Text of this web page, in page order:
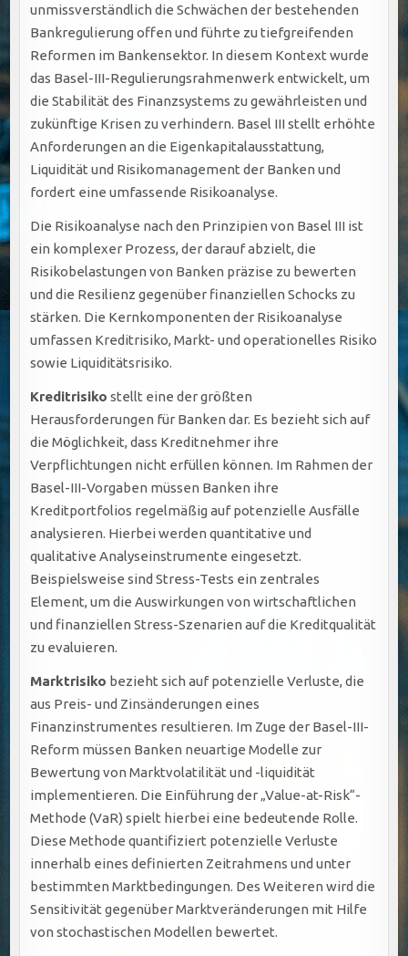
unmissverständlich die Schwächen der bestehenden
Bankregulierung offen und führte zu tiefgreifenden
Reformen im Bankensektor. In diesem Kontext wurde
das Basel-III-Regulierungsrahmenwerk entwickelt, um
die Stabilität des Finanzsystems zu gewährleisten und
zukünftige Krisen zu verhindern. Basel III stellt erhöhte
Anforderungen an die Eigenkapitalausstattung,
Liquidität und Risikomanagement der Banken und
fordert eine umfassende Risikoanalyse.
Die Risikoanalyse nach den Prinzipien von Basel III ist
ein komplexer Prozess, der darauf abzielt, die
Risikobelastungen von Banken präzise zu bewerten
und die Resilienz gegenüber finanziellen Schocks zu
stärken. Die Kernkomponenten der Risikoanalyse
umfassen Kreditrisiko, Markt- und operationelles Risiko
sowie Liquiditätsrisiko.
Kreditrisiko stellt eine der größten
Herausforderungen für Banken dar. Es bezieht sich auf
die Möglichkeit, dass Kreditnehmer ihre
Verpflichtungen nicht erfüllen können. Im Rahmen der
Basel-III-Vorgaben müssen Banken ihre
Kreditportfolios regelmäßig auf potenzielle Ausfälle
analysieren. Hierbei werden quantitative und
qualitative Analyseinstrumente eingesetzt.
Beispielsweise sind Stress-Tests ein zentrales
Element, um die Auswirkungen von wirtschaftlichen
und finanziellen Stress-Szenarien auf die Kreditqualität
zu evaluieren.
Marktrisiko bezieht sich auf potenzielle Verluste, die
aus Preis- und Zinsänderungen eines
Finanzinstrumentes resultieren. Im Zuge der Basel-III-
Reform müssen Banken neuartige Modelle zur
Bewertung von Marktvolatilität und -liquidität
implementieren. Die Einführung der „Value-at-Risk“-
Methode (VaR) spielt hierbei eine bedeutende Rolle.
Diese Methode quantifiziert potenzielle Verluste
innerhalb eines definierten Zeitrahmens und unter
bestimmten Marktbedingungen. Des Weiteren wird die
Sensitivität gegenüber Marktveränderungen mit Hilfe
von stochastischen Modellen bewertet.